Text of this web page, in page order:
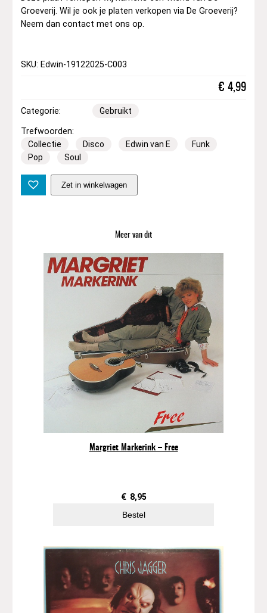
Groeverij. Wil je ook je platen verkopen via De Groeverij?
Neem dan contact met ons op.
SKU: Edwin-19122025-C003
€ 4,99
Categorie: Gebruikt
Trefwoorden:
Collectie
Disco Edwin van E
Funk
Pop
Soul
l
i
G
a
n
r
–
I
H
a
v
a
a
Zet in winkelwagen
Meer van dit
Margriet Markerink – Free
€ 8,95
Bestel